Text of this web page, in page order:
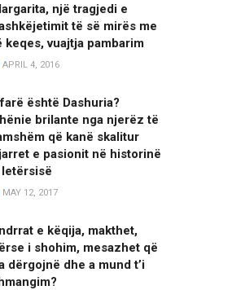
një tragjedi e
të së mirës me
keqes, vuajtja pambarim
APRIL 4, 2016
është Dashuria?
brilante nga njerëz të
që kanë skalitur
e pasionit në historinë
letërsisë
MAY 12, 2017
e këqija, makthet,
i shohim, mesazhet që
dërgojnë dhe a mund t’i